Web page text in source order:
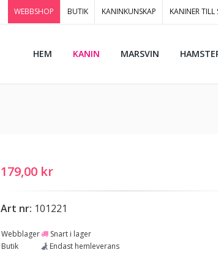
WEBBSHOP BUTIK KANINKUNSKAP KANINER TILL
HEM KANIN MARSVIN
179,00 kr
Art nr: 101221
Webblager
Snart i lager
Butik
Endast hemleverans